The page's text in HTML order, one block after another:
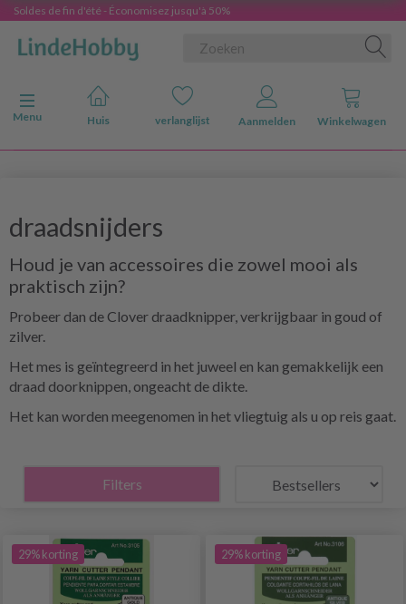
Soldes de fin d'été - Économisez jusqu'à 50%
Navigatie in-/uitschakelen
Menu
Huis verlanglijst Aanmelden Winkelwagen
draadsnijders
Houd je van accessoires die zowel mooi als
praktisch zijn?
Probeer dan de Clover draadknipper, verkrijgbaar in goud of
zilver.
Het mes is geïntegreerd in het juweel en kan gemakkelijk een
draad doorknippen, ongeacht de dikte.
Het kan worden meegenomen in het vliegtuig als u op reis gaat.
Filters
29% korting 29% korting